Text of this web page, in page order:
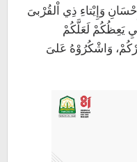
وَإِيْتاءِ ذِي اْلقُرْبىَ
يَعِظُكُمْ لَعَلَّكُمْ
وَاشْكُرُوْهُ عَلىَ